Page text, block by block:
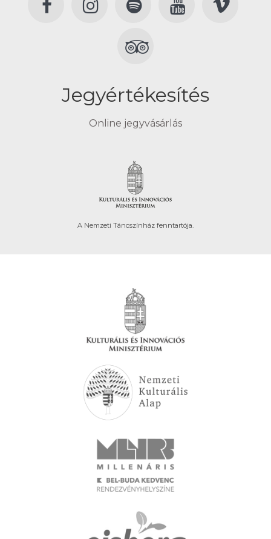
Jegyértékesítés
Online jegyvásárlás
A Nemzeti Táncszínház fenntartója.